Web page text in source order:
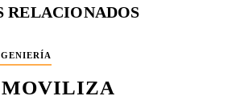
RELACIONADOS